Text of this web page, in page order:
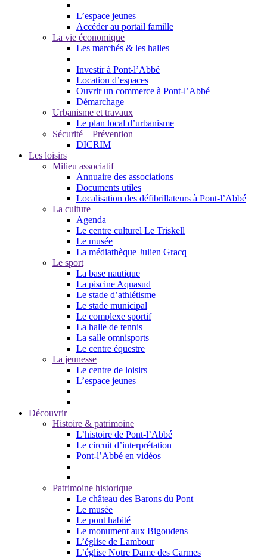
L’espace jeunes
Accéder au portail famille
La vie économique
Les marchés & les halles
Investir à Pont-l’Abbé
Location d’espaces
Ouvrir un commerce à Pont-l’Abbé
Démarchage
Urbanisme et travaux
Le plan local d’urbanisme
Sécurité – Prévention
DICRIM
Les loisirs
Milieu associatif
Annuaire des associations
Documents utiles
Localisation des défibrillateurs à Pont-l’Abbé
La culture
Agenda
Le centre culturel Le Triskell
Le musée
La médiathèque Julien Gracq
Le sport
La base nautique
La piscine Aquasud
Le stade d’athlétisme
Le stade municipal
Le complexe sportif
La halle de tennis
La salle omnisports
Le centre équestre
La jeunesse
Le centre de loisirs
L’espace jeunes
Découvrir
Histoire & patrimoine
L’histoire de Pont-l’Abbé
Le circuit d’interprétation
Pont-l’Abbé en vidéos
Patrimoine historique
Le château des Barons du Pont
Le musée
Le pont habité
Le monument aux Bigoudens
L’église de Lambour
L’église Notre Dame des Carmes